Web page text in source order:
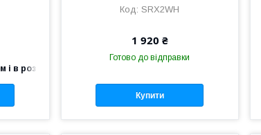
і в роздріб
SRX2WH
1 920 ₴
Готово до відправки
Купити